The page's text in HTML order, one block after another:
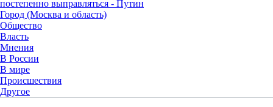
постепенно выправляться - Путин
Город (Москва и область)
Общество
Власть
Мнения
В России
В мире
Происшествия
Другое